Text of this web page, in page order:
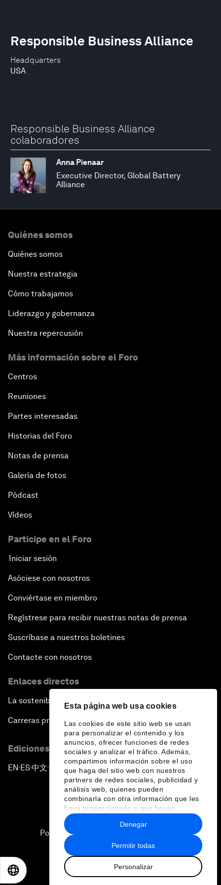
Esta página web usa cookies
Las cookies de este sitio web se usan
para personalizar el contenido y los
anuncios, ofrecer funciones de redes
sociales y analizar el tráfico. Además,
compartimos información sobre el uso
que haga del sitio web con nuestros
partners de redes sociales, publicidad y
análisis web, quienes pueden
combinarla con otra información que les
haya proporcionado o que hayan
recopilado a partir del uso que haya
hecho de sus servicios.
Permitir todas
Personalizar
Denegar
Headquarters
USA
Responsible Business Alliance
Responsible Business Alliance
colaboradores
Anna Pienaar
Executive Director, Global Battery
Alliance
Quiénes somos
Quiénes somos
Nuestra estrategia
Cómo trabajamos
Liderazgo y gobernanza
Nuestra repercusión
Más información sobre el Foro
Centros
Reuniones
Partes interesadas
Historias del Foro
Notas de prensa
Galería de fotos
Pódcast
Vídeos
Participe en el Foro
Iniciar sesión
Asóciese con nosotros
Conviértase en miembro
Regístrese para recibir nuestras notas de prensa
Suscríbase a nuestros boletines
Contacte con nosotros
Enlaces directos
La sostenibilidad en el Foro
Carreras profesionales
Ediciones en otros idiomas
EN ▪ ES▪中文▪ 日本語
Política de privacidad y normas de uso
2026 Foro Económico Mundial